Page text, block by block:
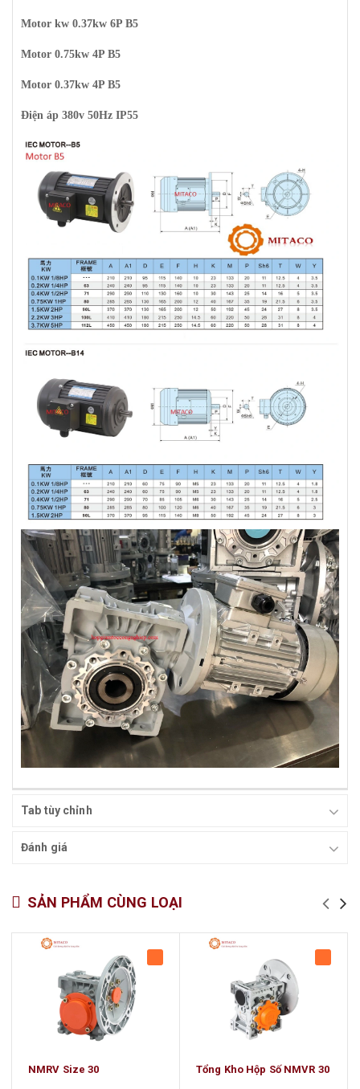
Motor kw 0.37kw 6P B5
Motor 0.75kw 4P B5
Motor 0.37kw 4P B5
Điện áp 380v 50Hz IP55
Tab tùy chỉnh
Đánh giá
SẢN PHẨM CÙNG LOẠI
NMRV Size 30 Tổng Kho Hộp Số NMVR 30